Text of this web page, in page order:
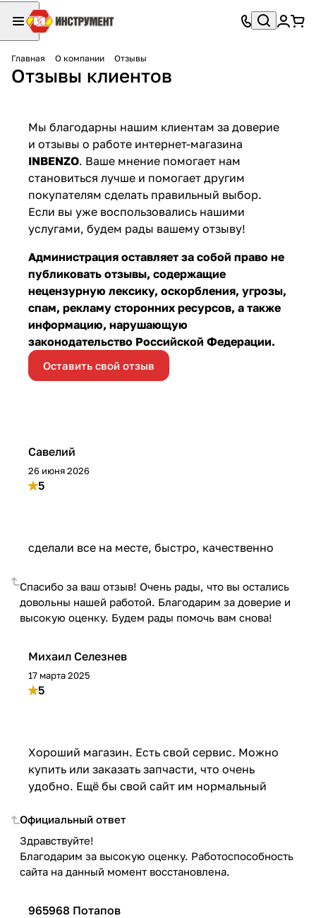
Главная О компании Отзывы
Отзывы клиентов
Мы благодарны нашим клиентам за доверие
и отзывы о работе интернет-магазина
INBENZO. Ваше мнение помогает нам
становиться лучше и помогает другим
покупателям сделать правильный выбор.
Если вы уже воспользовались нашими
услугами, будем рады вашему отзыву!
Администрация оставляет за собой право не
публиковать отзывы, содержащие
нецензурную лексику, оскорбления, угрозы,
спам, рекламу сторонних ресурсов, а также
информацию, нарушающую
законодательство Российской Федерации.
Оставить свой отзыв
Савелий
26 июня 2026
5
сделали все на месте, быстро, качественно
Спасибо за ваш отзыв! Очень рады, что вы остались
довольны нашей работой. Благодарим за доверие и
высокую оценку. Будем рады помочь вам снова!
Михаил Селезнев
17 марта 2025
5
Хороший магазин. Есть свой сервис. Можно
купить или заказать запчасти, что очень
удобно. Ещё бы свой сайт им нормальный
Официальный ответ
Здравствуйте!
Благодарим за высокую оценку. Работоспособность
сайта на данный момент восстановлена.
965968 Потапов